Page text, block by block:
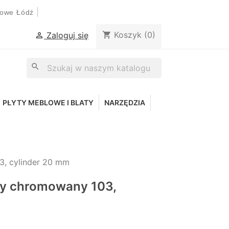
Łódź
 Zaloguj się shopping_cart Koszyk (0)
search
PŁYTY MEBLOWE I BLATY
NARZĘDZIA
cylinder 20 mm
chromowany 103,